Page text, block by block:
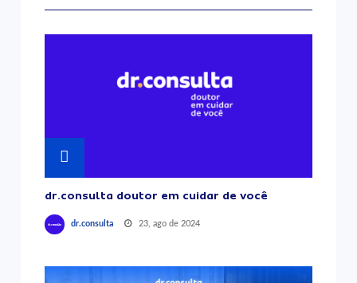
dr.consulta doutor em cuidar de você
dr.consulta 23, ago de 2024